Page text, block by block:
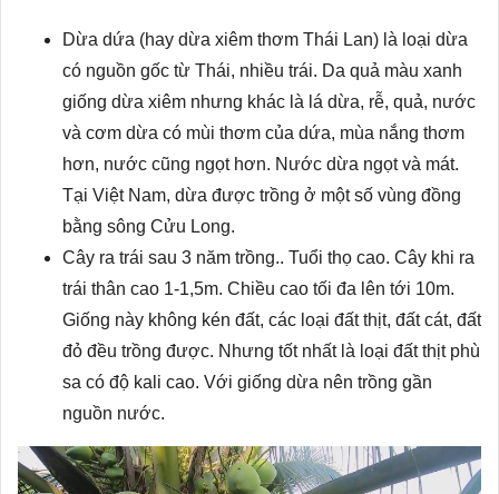
Dừa dứa (hay dừa xiêm thơm Thái Lan) là loại dừa
có nguồn gốc từ Thái, nhiều trái. Da quả màu xanh
giống dừa xiêm nhưng khác là lá dừa, rễ, quả, nước
và cơm dừa có mùi thơm của dứa, mùa nắng thơm
hơn, nước cũng ngọt hơn. Nước dừa ngọt và mát.
Tại Việt Nam, dừa được trồng ở một số vùng đồng
bằng sông Cửu Long.
Cây ra trái sau 3 năm trồng.. Tuổi thọ cao. Cây khi ra
trái thân cao 1-1,5m. Chiều cao tối đa lên tới 10m.
Giống này không kén đất, các loại đất thịt, đất cát, đất
đỏ đều trồng được. Nhưng tốt nhất là loại đất thịt phù
sa có độ kali cao. Với giống dừa nên trồng gần
nguồn nước.